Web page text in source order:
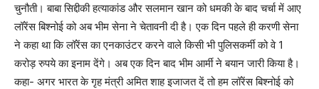
चुनौती। बाबा सिद्दीकी हत्याकांड और सलमान खान को धमकी के बाद चर्चा में आए
लॉरेंस बिश्नोई को अब भीम सेना ने चेतावनी दी है। एक दिन पहले ही करणी सेना
ने कहा था कि लॉरेंस का एनकाउंटर करने वाले किसी भी पुलिसकर्मी को वे 1
करोड़ रुपये का इनाम देंगे। अब एक दिन बाद भीम आर्मी ने बयान जारी किया है।
कहा- अगर भारत के गृह मंत्री अमित शाह इजाजत दें तो हम लॉरेंस बिश्नोई को